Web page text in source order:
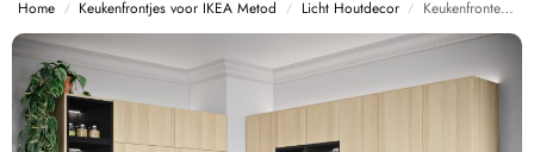
Home / Keukenfrontjes voor IKEA Metod / Licht Houtdecor / Keukenfronten Akazie (R38002 RU) voor IKEA Metod